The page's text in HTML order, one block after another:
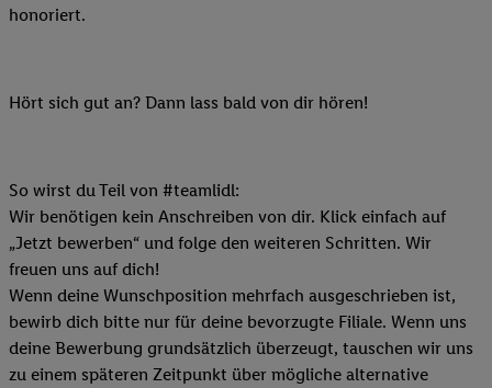
honoriert.
Hört sich gut an? Dann lass bald von dir hören!
So wirst du Teil von #teamlidl:
Wir benötigen kein Anschreiben von dir. Klick einfach auf
„Jetzt bewerben“ und folge den weiteren Schritten. Wir
freuen uns auf dich!
Wenn deine Wunschposition mehrfach ausgeschrieben ist,
bewirb dich bitte nur für deine bevorzugte Filiale. Wenn uns
deine Bewerbung grundsätzlich überzeugt, tauschen wir uns
zu einem späteren Zeitpunkt über mögliche alternative